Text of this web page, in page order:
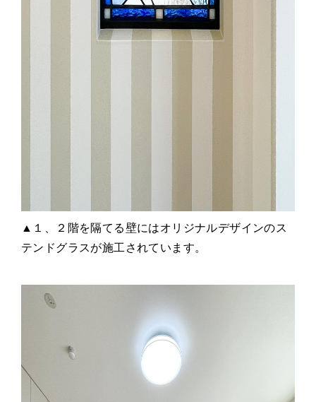
▲１、２階を隔てる壁にはオリジナルデザインのス
テンドグラスが施工されています。